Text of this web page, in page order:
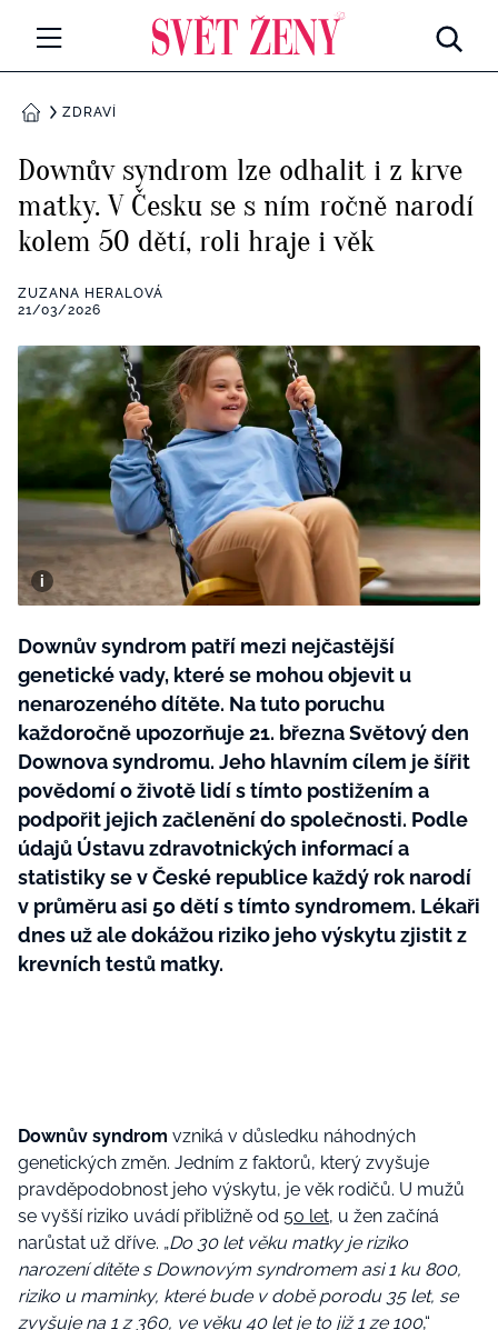
Všechny kategorie
Rozhovory
RETROHUBKY
Všechny kategorie
Seberozvoj
Všechny kategorie
Životní styl
ZÁBAVA
Všechny kategorie
Testy a kvízy
BYDLENÍ
Všechny kategorie
Tvoření
Rady a tipy
BurdaMedia
Extra
SVĚT ŽENY - 599 KČ
ROČNÍ PŘEDPLATNÉ SVĚT ŽENY +
DOMŮZDRAVÍ
Downův syndrom lze odhalit i z krve
matky. V Česku se s ním ročně narodí
kolem 50 dětí, roli hraje i věk
ZUZANA HERALOVÁ
21/03/2026
Downův syndrom patří mezi nejčastější
genetické vady, které se mohou objevit u
nenarozeného dítěte. Na tuto poruchu
každoročně upozorňuje 21. března Světový den
Downova syndromu. Jeho hlavním cílem je šířit
povědomí o životě lidí s tímto postižením a
podpořit jejich začlenění do společnosti. Podle
údajů Ústavu zdravotnických informací a
statistiky se v České republice každý rok narodí
v průměru asi 50 dětí s tímto syndromem. Lékaři
dnes už ale dokážou riziko jeho výskytu zjistit z
krevních testů matky.
Downův syndrom vzniká v důsledku náhodných
genetických změn. Jedním z faktorů, který zvyšuje
pravděpodobnost jeho výskytu, je věk rodičů. U mužů
se vyšší riziko uvádí přibližně od 50 let, u žen začíná
narůstat už dříve. „Do 30 let věku matky je riziko
narození dítěte s Downovým syndromem asi 1 ku 800,
riziko u maminky, které bude v době porodu 35 let, se
zvyšuje na 1 z 360, ve věku 40 let je to již 1 ze 100,“